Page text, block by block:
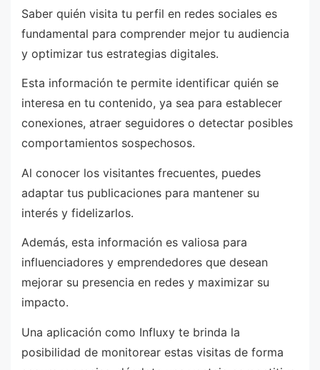
Saber quién visita tu perfil en redes sociales es
fundamental para comprender mejor tu audiencia
y optimizar tus estrategias digitales.
Esta información te permite identificar quién se
interesa en tu contenido, ya sea para establecer
conexiones, atraer seguidores o detectar posibles
comportamientos sospechosos.
Al conocer los visitantes frecuentes, puedes
adaptar tus publicaciones para mantener su
interés y fidelizarlos.
Además, esta información es valiosa para
influenciadores y emprendedores que desean
mejorar su presencia en redes y maximizar su
impacto.
Una aplicación como Influxy te brinda la
posibilidad de monitorear estas visitas de forma